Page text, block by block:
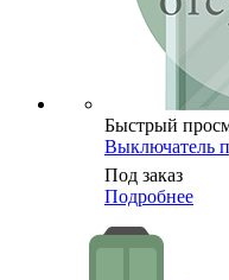
Быстрый
Выключатель
Под заказ
Подробнее